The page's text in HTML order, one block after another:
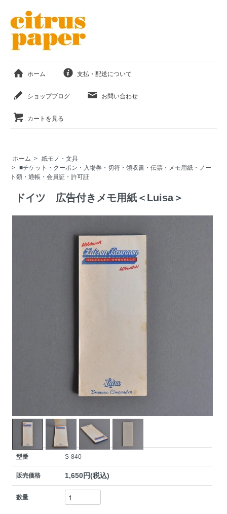
ホーム 支払・配送について
ショップブログ お問い合わせ
カートを見る
ホーム > 紙モノ・文具
> ■チケット・クーポン・入場券・切符・領収書・伝票・メモ用紙・ノー
ト類・通帳・会員証・許可証
ドイツ 広告付きメモ用紙＜Luisa＞
型番 S-840
販売価格 1,650円(税込)
数量